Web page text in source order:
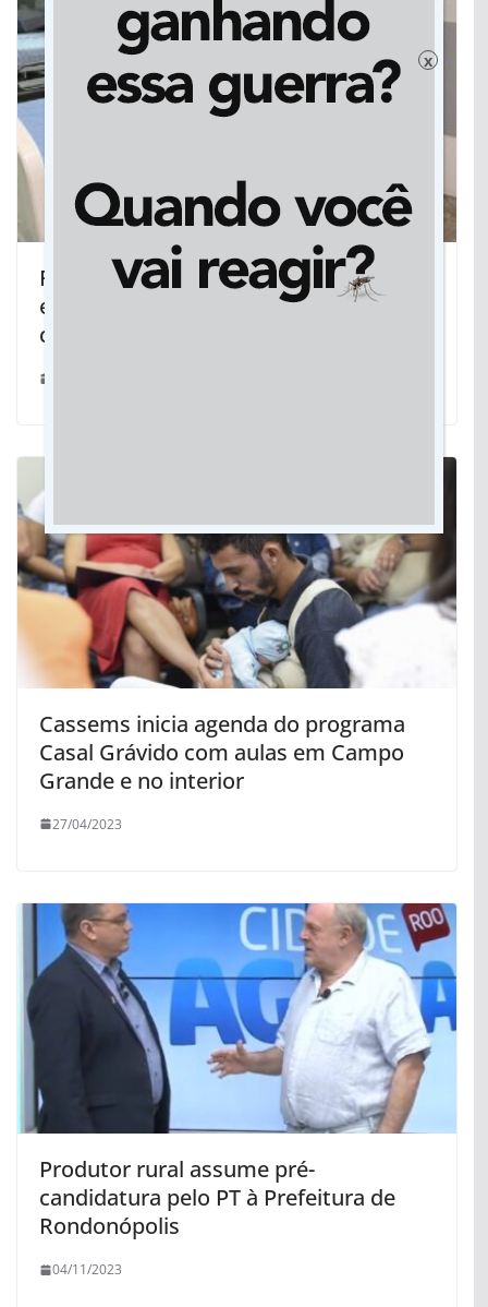
Rondonópolis se prepara para o
enfrentamento do ápice da
contaminação do Coronavírus
Cassems inicia agenda do programa
Casal Grávido com aulas em Campo
Grande e no interior
27/04/2023
Produtor rural assume pré-
candidatura pelo PT à Prefeitura de
Rondonópolis
04/11/2023
x